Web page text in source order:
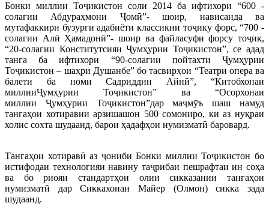
Бонки миллии Тоҷикистон соли 2014 ба ифтихори “600 -
солагии Абдураҳмони Ҷомӣ”- шоир, нависанда ва
мутафаккири бузурги адабиёти классикии тоҷику форс, “700 -
солагии Алӣ Ҳамадонӣ”- шоир ва файласуфи форсу тоҷик,
“20-солагии Конститутсияи Ҷумҳурии Тоҷикистон”, се адад
танга ба ифтихори “90-солагии пойтахти Ҷумҳурии
Тоҷикистон – шаҳри Душанбе” бо тасвирҳои “Театри опера ва
балети ба номи Садриддин Айнӣ”, “Китобхонаи
миллииҶумҳурии Тоҷикистон” ва “Осорхонаи
миллии Ҷумҳурии Тоҷикистон”дар маҷмӯъ шаш намуд
тангаҳои хотиравии арзишашон 500 сомониро, ки аз нуқраи
холис сохта шудаанд, барои ҳадафҳои нумизматӣ баровард.
Тангаҳои хотиравӣ аз ҷониби Бонки миллии Тоҷикистон бо
истифодаи технологияи навину таҷрибаи пешрафтаи ин соҳа
ва бо риояи стандартҳои олии сикказании тангаҳои
нумизматӣ дар Сиккахонаи Майер (Олмон) сикка зада
шудаанд.